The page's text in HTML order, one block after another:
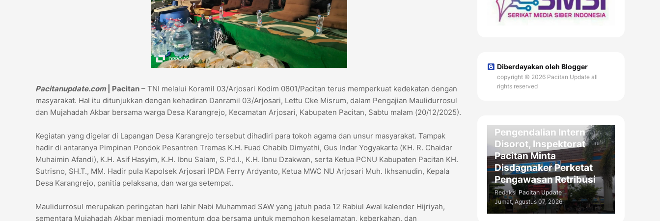
Pacitanupdate.com | Pacitan – TNI melalui Koramil 03/Arjosari Kodim 0801/Pacitan terus memperkuat kedekatan dengan
masyarakat. Hal itu ditunjukkan dengan kehadiran Danramil 03/Arjosari, Lettu Cke Misrum, dalam Pengajian Maulidurrosul
dan Mujahadah Akbar bersama warga Desa Karangrejo, Kecamatan Arjosari, Kabupaten Pacitan, Sabtu malam (20/12/2025).
Kegiatan yang digelar di Lapangan Desa Karangrejo tersebut dihadiri para tokoh agama dan unsur masyarakat. Tampak
hadir di antaranya Pimpinan Pondok Pesantren Tremas K.H. Fuad Chabib Dimyathi, Gus Indar Yogyakarta (KH. R. Chaidar
Muhaimin Afandi), K.H. Asif Hasyim, K.H. Ibnu Salam, S.Pd.I., K.H. Ibnu Dzakwan, serta Ketua PCNU Kabupaten Pacitan KH.
Sutrisno, SH.T., MM. Hadir pula Kapolsek Arjosari IPDA Ferry Ardyanto, Ketua MWC NU Arjosari Muh. Ikhsanudin, Kepala
Desa Karangrejo, panitia pelaksana, dan warga setempat.
Maulidurrosul merupakan peringatan hari lahir Nabi Muhammad SAW yang jatuh pada 12 Rabiul Awal kalender Hijriyah,
sementara Mujahadah Akbar menjadi momentum doa bersama untuk memohon keselamatan, keberkahan, dan
Diberdayakan oleh Blogger
copyright © 2026 Pacitan Update all
rights reserved
Pengendalian Intern
Disorot, Inspektorat
Pacitan Minta
Disdagnaker Perketat
Pengawasan Retribusi
Redaksi Pacitan Update
Jumat, Agustus 07, 2026